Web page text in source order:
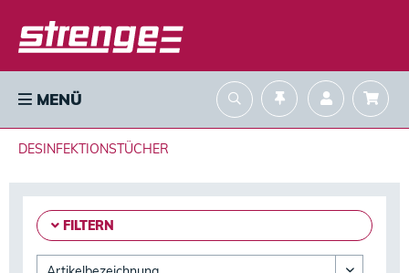
MENÜ
DESINFEKTIONSTÜCHER
FILTERN